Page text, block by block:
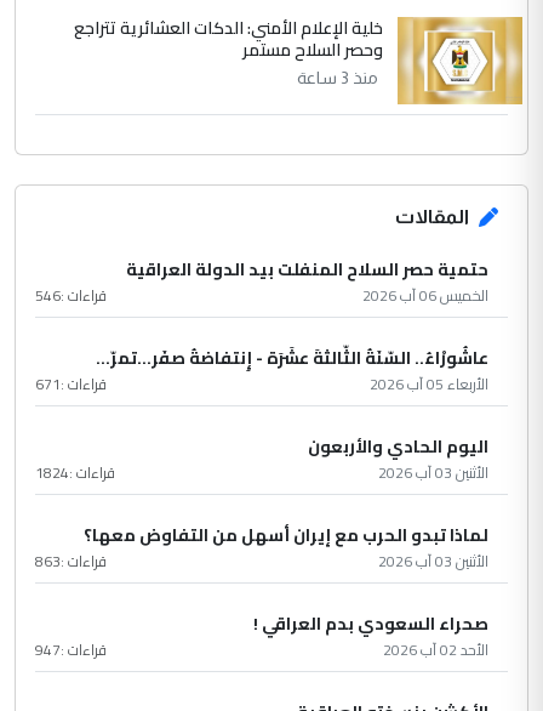
خلية الإعلام الأمني: الدكات العشائرية تتراجع
وحصر السلاح مستمر
منذ 3 ساعة
المقالات
حتمية حصر السلاح المنفلت بيد الدولة العراقية
الخميس 06 آب 2026 قراءات :546
عاشُورْاءُ.. السّنَةُ الثّالثةَ عشَرَة - إِنتفاضةُ صفَر…تمرّ...
الأربعاء 05 آب 2026 قراءات :671
اليوم الحادي والأربعون
الأثنين 03 آب 2026 قراءات :1824
لماذا تبدو الحرب مع إيران أسهل من التفاوض معها؟
الأثنين 03 آب 2026 قراءات :863
صحراء السعودي بدم العراقي !
الأحد 02 آب 2026 قراءات :947